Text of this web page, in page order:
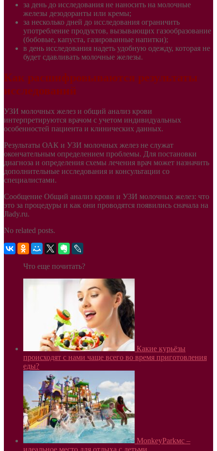
за день до исследования не наносить на молочные
железы дезодоранты или кремы;
за несколько дней до исследования ограничить
употребление продуктов, вызывающих газообразование
(бобовые, капуста, газированные напитки);
в день исследования надеть удобную одежду, которая не
будет сдавливать молочные железы.
Как расшифровываются результаты
исследований
УЗИ молочных желез и общий анализ крови
интерпретируются врачом с учетом индивидуальных
особенностей пациента и клинических данных.
Результаты ОАК и УЗИ молочных желез не служат
окончательным определением проблемы. Для постановки
диагноза и определения схемы лечения врач может назначить
дополнительные исследования и консультации со
специалистами.
Сообщение Общий анализ крови и УЗИ молочных желез: что
это за процедуры и как они проводятся появились сначала на
Jlady.ru.
No related posts.
Что еще почитать?
Какие курьёзы
происходят с нами чаще всего во время приготовления
еды?
MonkeyParkмс –
идеальное место для отдыха с детьми